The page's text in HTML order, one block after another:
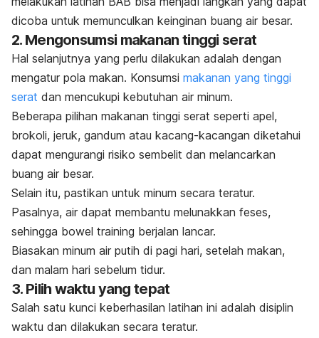
dicoba untuk memunculkan keinginan buang air besar.
2. Mengonsumsi makanan tinggi serat
Hal selanjutnya yang perlu dilakukan adalah dengan
mengatur pola makan. Konsumsi makanan yang tinggi
serat dan mencukupi kebutuhan air minum.
Beberapa pilihan makanan tinggi serat seperti apel,
brokoli, jeruk, gandum atau kacang-kacangan diketahui
dapat mengurangi risiko sembelit dan melancarkan
buang air besar.
Selain itu, pastikan untuk minum secara teratur.
Pasalnya, air dapat membantu melunakkan feses,
sehingga bowel training berjalan lancar.
Biasakan minum air putih di pagi hari, setelah makan,
dan malam hari sebelum tidur.
3. Pilih waktu yang tepat
Salah satu kunci keberhasilan latihan ini adalah disiplin
waktu dan dilakukan secara teratur.